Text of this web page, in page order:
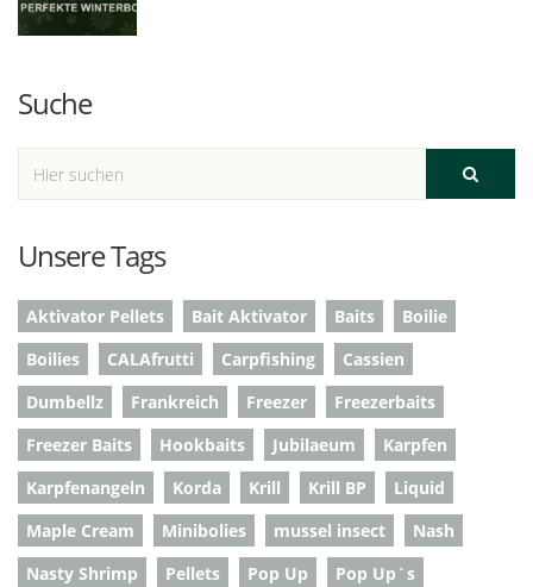
Suche
Unsere Tags
Aktivator Pellets Bait Aktivator Baits
Boilie
Boilies
CALAfrutti Carpfishing
Cassien
Dumbellz
Frankreich Freezer
Freezerbaits
Freezer Baits
Hookbaits Jubilaeum
Karpfen
Karpfenangeln
Korda Krill Krill BP
Liquid
Maple Cream
Minibolies mussel insect
Nash
Nasty Shrimp
Pellets Pop Up
Pop Up`s